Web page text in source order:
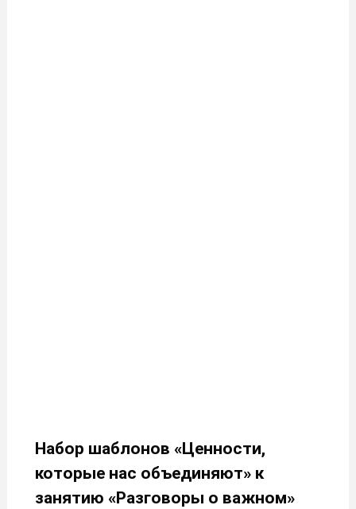
Набор шаблонов «Ценности,
которые нас объединяют» к
занятию «Разговоры о важном»